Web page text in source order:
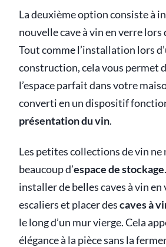
La deuxième option consiste à
nouvelle cave à vin en verre lors
Tout comme l’installation lors
construction, cela vous permet
l’espace parfait dans votre
converti en un dispositif
présentation du vin.
Les petites collections de vin ne
beaucoup d’espace de stockage
installer de belles caves à vin en
escaliers et placer descaves à
le long d’un mur vierge. Cela
élégance à la pièce sans la